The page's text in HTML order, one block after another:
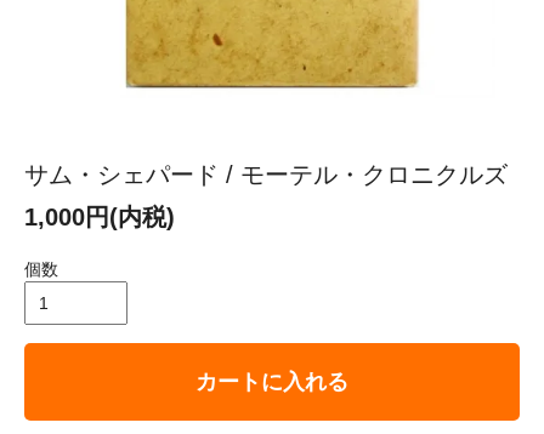
サム・シェパード / モーテル・クロニクルズ
1,000円(内税)
個数
カートに入れる